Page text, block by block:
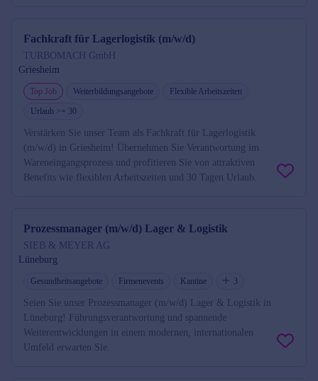
Fachkraft für Lagerlogistik (m/w/d)
TURBOMACH GmbH
Griesheim
Top Job Weiterbildungsangebote
Flexible Arbeitszeiten
Urlaub >= 30
Verstärken Sie unser Team als Fachkraft für Lagerlogistik
(m/w/d) in Griesheim! Übernehmen Sie Verantwortung im
Wareneingangsprozess und profitieren Sie von attraktiven
Benefits wie flexiblen Arbeitszeiten und 30 Tagen Urlaub.
Prozessmanager (m/w/d) Lager & Logistik
SIEB & MEYER AG
Lüneburg
Gesundheitsangebote Firmenevents Kantine 3
Seien Sie unser Prozessmanager (m/w/d) Lager & Logistik in
Lüneburg! Führungsverantwortung und spannende
Weiterentwicklungen in einem modernen, internationalen
Umfeld erwarten Sie.